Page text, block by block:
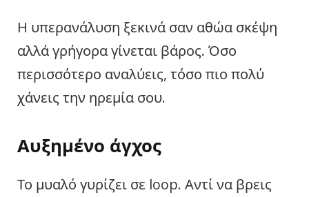
Η υπερανάλυση ξεκινά σαν αθώα σκέψη
αλλά γρήγορα γίνεται βάρος. Όσο
περισσότερο αναλύεις, τόσο πιο πολύ
χάνεις την ηρεμία σου.
Αυξημένο άγχος
Το μυαλό γυρίζει σε loop. Αντί να βρεις